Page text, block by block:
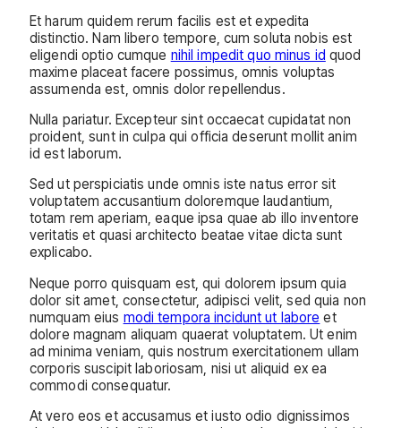
Et harum quidem rerum facilis est et expedita
distinctio. Nam libero tempore, cum soluta nobis est
eligendi optio cumque nihil impedit quo minus id quod
maxime placeat facere possimus, omnis voluptas
assumenda est, omnis dolor repellendus.
Nulla pariatur. Excepteur sint occaecat cupidatat non
proident, sunt in culpa qui officia deserunt mollit anim
id est laborum.
Sed ut perspiciatis unde omnis iste natus error sit
voluptatem accusantium doloremque laudantium,
totam rem aperiam, eaque ipsa quae ab illo inventore
veritatis et quasi architecto beatae vitae dicta sunt
explicabo.
Neque porro quisquam est, qui dolorem ipsum quia
dolor sit amet, consectetur, adipisci velit, sed quia non
numquam eius modi tempora incidunt ut labore et
dolore magnam aliquam quaerat voluptatem. Ut enim
ad minima veniam, quis nostrum exercitationem ullam
corporis suscipit laboriosam, nisi ut aliquid ex ea
commodi consequatur.
At vero eos et accusamus et iusto odio dignissimos